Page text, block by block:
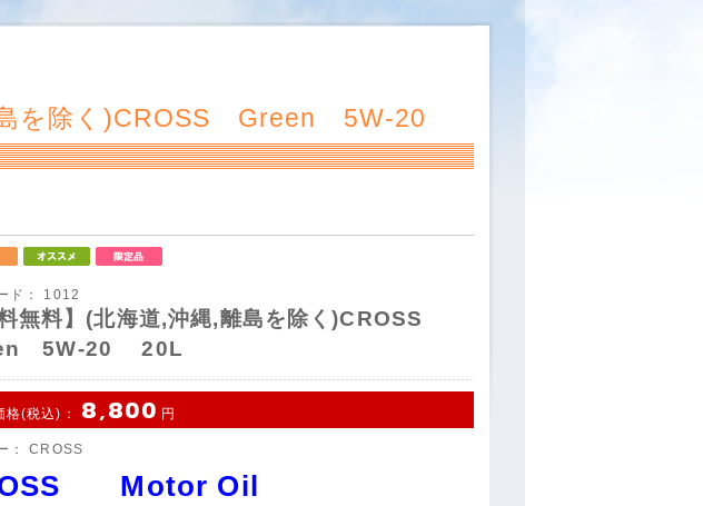
島を除く)CROSS Green 5W-20
ド： 1012
料無料】(北海道,沖縄,離島を除く)CROSS
5W-20 20L
格(税込)： 8,800 円
： CROSS
Motor Oil